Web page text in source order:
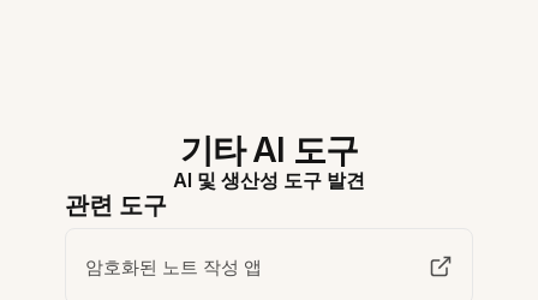
기타 AI 도구
AI 및 생산성 도구 발견
관련 도구
암호화된 노트 작성 앱